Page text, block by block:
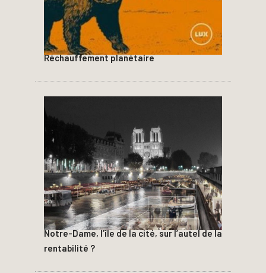
Réchauffement planétaire
Notre-Dame, l’île de la cité, sur l’autel de la
rentabilité ?